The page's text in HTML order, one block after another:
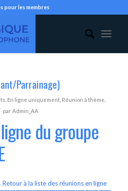
pour les membres
Parrainage)
En ligne uniquement, Réunion à thème
parAdmin_AA
du groupe
Retour à la liste des réunions en ligne